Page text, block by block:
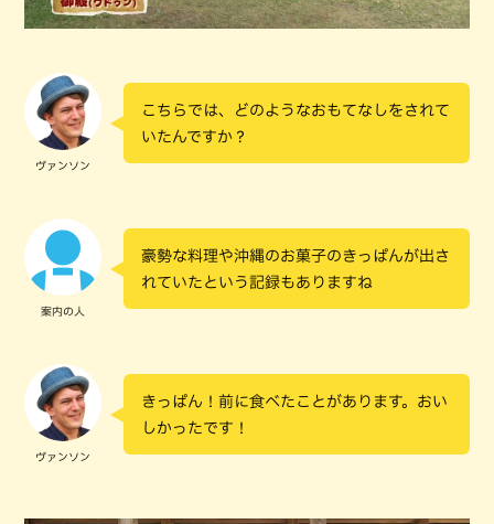
ヴァンソン
こちらでは、どのようなおもてなしをされて
いたんですか？
案内の人
豪勢な料理や沖縄のお菓子のきっぱんが出さ
れていたという記録もありますね
ヴァンソン
きっぱん！前に食べたことがあります。おい
しかったです！